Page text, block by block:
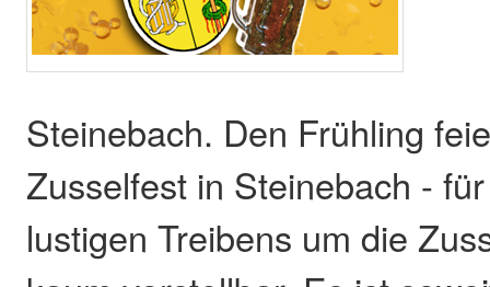
Steinebach. Den Frühling
Zusselfest in Steinebach -
lustigen Treibens um die